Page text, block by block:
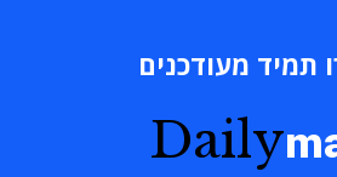
תמיד מעודכנים
Daily